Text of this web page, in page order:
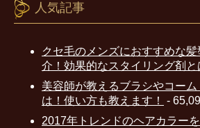
人気記事
クセ毛のメンズにおすすめな
介！効果的なスタイリング剤と
美容師が教えるブラシやコー
は！使い方も教えます！
-
2017年トレンドのヘアカラー